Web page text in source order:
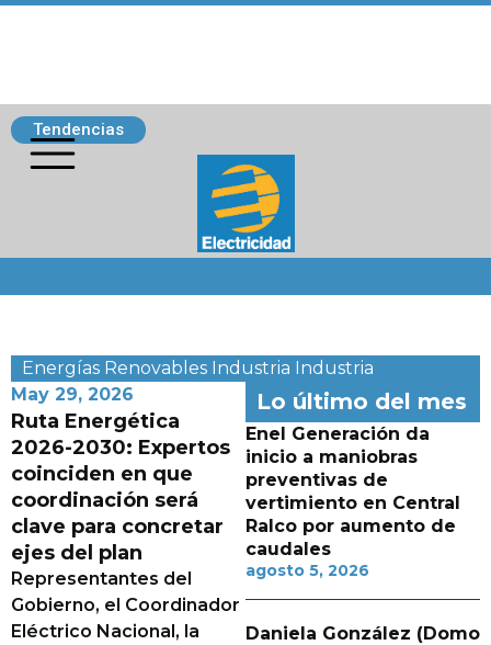
Tendencias
Energías Renovables Industria Industria
May 29, 2026
Ruta Energética
2026-2030: Expertos
coinciden en que
coordinación será
clave para concretar
ejes del plan
Representantes del
Gobierno, el Coordinador
Eléctrico Nacional, la
Lo último del mes
Enel Generación da
inicio a maniobras
preventivas de
vertimiento en Central
Ralco por aumento de
caudales
agosto 5, 2026
Daniela González (Domo